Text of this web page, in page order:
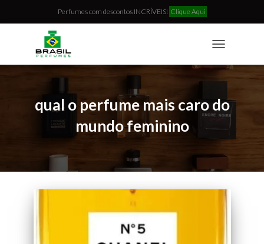
Perfumes com descontos INCRÍVEIS! Clique Aqui
NAVIGATION
qual o perfume mais caro do
mundo feminino